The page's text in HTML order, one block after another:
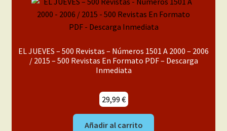
EL JUEVES – 500 Revistas – Números 1501 A 2000 – 2006
/ 2015 – 500 Revistas En Formato PDF – Descarga
Inmediata
29,99 €
Añadir al carrito